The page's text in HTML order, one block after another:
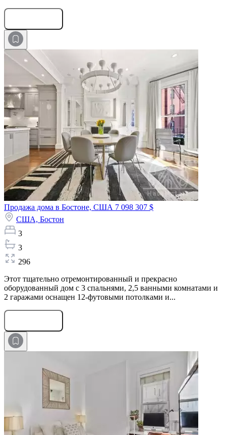
Продажа дома в Бостоне, США 7 098 307 $
США, Бостон
3
3
296
Этот тщательно отремонтированный и прекрасно
оборудованный дом с 3 спальнями, 2,5 ванными комнатами и
2 гаражами оснащен 12-футовыми потолками и...